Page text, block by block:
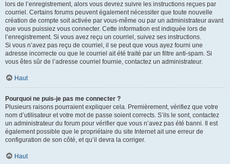
lors de l’enregistrement, alors vous devrez suivre les instructions reçues par
courriel. Certains forums peuvent également nécessiter que toute nouvelle
création de compte soit activée par vous-même ou par un administrateur avant
que vous puissiez vous connecter. Cette information est indiquée lors de
l’enregistrement. Si vous avez reçu un courriel, suivez ses instructions.
Si vous n’avez pas reçu de courriel, il se peut que vous ayez fourni une
adresse incorrecte ou que le courriel ait été traité par un filtre anti-spam. Si
vous êtes sûr de l’adresse courriel fournie, contactez un administrateur.
Haut
Pourquoi ne puis-je pas me connecter ?
Plusieurs raisons pourraient expliquer cela. Premièrement, vérifiez que votre
nom d’utilisateur et votre mot de passe soient corrects. S’ils le sont, contactez
un administrateur du forum pour vérifier que vous n’avez pas été banni. Il est
également possible que le propriétaire du site Internet ait une erreur de
configuration de son côté, et qu’il devra la corriger.
Haut